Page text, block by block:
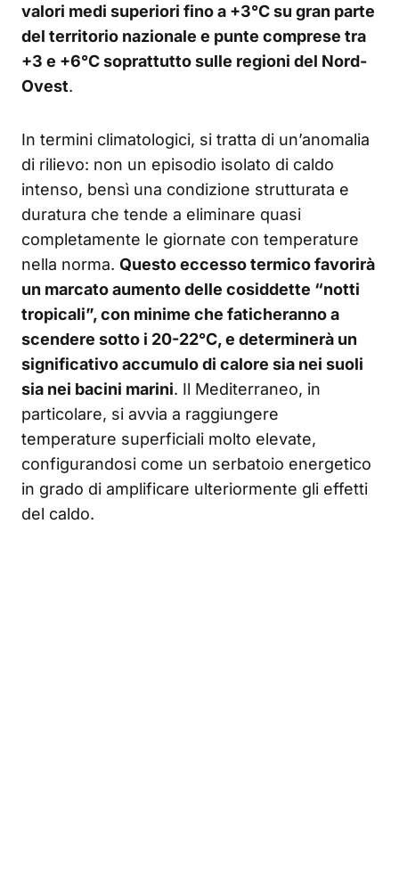
valori medi superiori fino a +3°C su gran parte
del territorio nazionale e punte comprese tra
+3 e +6°C soprattutto sulle regioni del Nord-
Ovest.
In termini climatologici, si tratta di un’anomalia
di rilievo: non un episodio isolato di caldo
intenso, bensì una condizione strutturata e
duratura che tende a eliminare quasi
completamente le giornate con temperature
nella norma. Questo eccesso termico favorirà
un marcato aumento delle cosiddette “notti
tropicali”, con minime che faticheranno a
scendere sotto i 20-22°C, e determinerà un
significativo accumulo di calore sia nei suoli
sia nei bacini marini. Il Mediterraneo, in
particolare, si avvia a raggiungere
temperature superficiali molto elevate,
configurandosi come un serbatoio energetico
in grado di amplificare ulteriormente gli effetti
del caldo.